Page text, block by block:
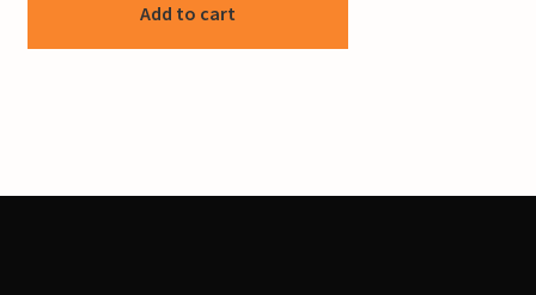
Add to cart